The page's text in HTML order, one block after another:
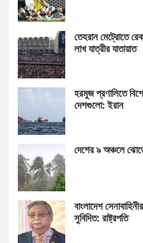
তেহরান মেট্রোতে
লাখ যাত্রীর যাতায়াত
হরমুজ প্রণালিতে
দেশগুলো: ইরান
দেশের ৯ অঞ্চলে
বাংলাদেশ
সুবিদিত: রাষ্ট্রপতি